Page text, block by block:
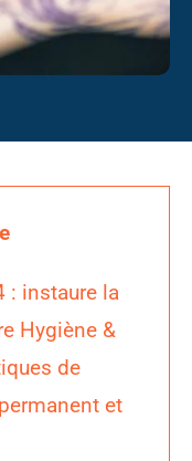
: instaure la
Hygiène &
de
et